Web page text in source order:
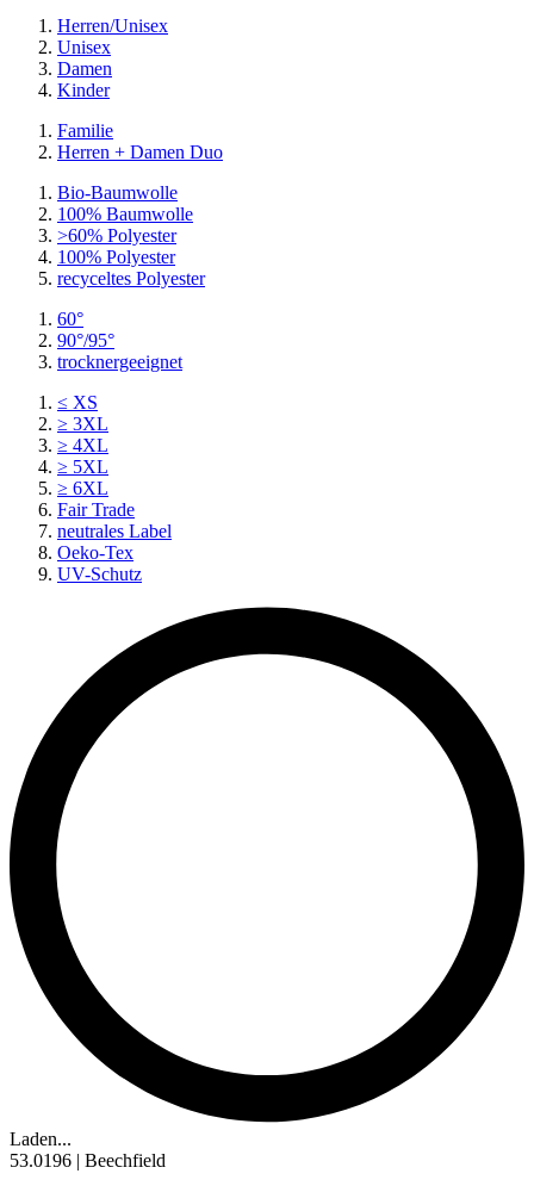
Herren/Unisex
Unisex
Damen
Kinder
Familie
Herren + Damen Duo
Bio-Baumwolle
100% Baumwolle
>60% Polyester
100% Polyester
recyceltes Polyester
60°
90°/95°
trocknergeeignet
≤ XS
≥ 3XL
≥ 4XL
≥ 5XL
≥ 6XL
Fair Trade
neutrales Label
Oeko-Tex
UV-Schutz
Laden...
53.0196 | Beechfield